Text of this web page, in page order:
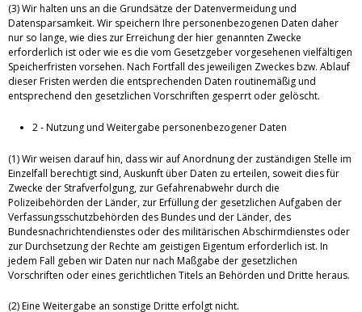
(3) Wir halten uns an die Grundsätze der Datenvermeidung und
Datensparsamkeit. Wir speichern Ihre personenbezogenen Daten daher
nur so lange, wie dies zur Erreichung der hier genannten Zwecke
erforderlich ist oder wie es die vom Gesetzgeber vorgesehenen vielfältigen
Speicherfristen vorsehen. Nach Fortfall des jeweiligen Zweckes bzw. Ablauf
dieser Fristen werden die entsprechenden Daten routinemäßig und
entsprechend den gesetzlichen Vorschriften gesperrt oder gelöscht.
2 - Nutzung und Weitergabe personenbezogener Daten
(1) Wir weisen darauf hin, dass wir auf Anordnung der zuständigen Stelle im
Einzelfall berechtigt sind, Auskunft über Daten zu erteilen, soweit dies für
Zwecke der Strafverfolgung, zur Gefahrenabwehr durch die
Polizeibehörden der Länder, zur Erfüllung der gesetzlichen Aufgaben der
Verfassungsschutzbehörden des Bundes und der Länder, des
Bundesnachrichtendienstes oder des militärischen Abschirmdienstes oder
zur Durchsetzung der Rechte am geistigen Eigentum erforderlich ist. In
jedem Fall geben wir Daten nur nach Maßgabe der gesetzlichen
Vorschriften oder eines gerichtlichen Titels an Behörden und Dritte heraus.
(2) Eine Weitergabe an sonstige Dritte erfolgt nicht.